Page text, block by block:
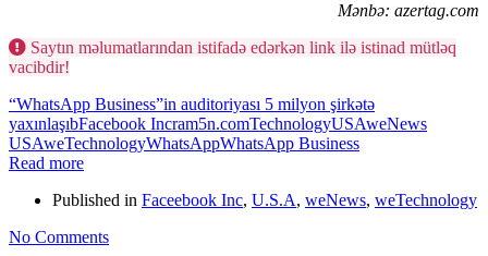
Mənbə: azertag.com
Saytın məlumatlarından istifadə edərkən link ilə istinad mütləq
vacibdir!
“WhatsApp Business”in auditoriyası 5 milyon şirkətə
yaxınlaşıbFacebook Incram5n.comTechnologyUSAweNews
USAweTechnologyWhatsAppWhatsApp Business
Read more
Published in Faceebook Inc, U.S.A, weNews, weTechnology
No Comments